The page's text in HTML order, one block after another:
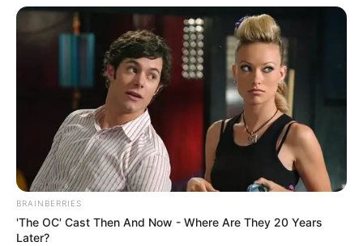
BRAINBERRIES
BRAINBERRIES
'The OC' Cast Then And Now - Where Are They 20 Years
Later?